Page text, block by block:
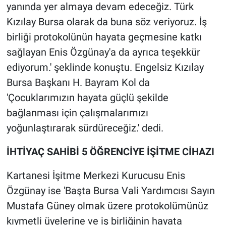
yanında yer almaya devam edeceğiz. Türk
Kızılay Bursa olarak da buna söz veriyoruz. İş
birliği protokolünün hayata geçmesine katkı
sağlayan Enis Özgünay'a da ayrıca teşekkür
ediyorum.' şeklinde konuştu. Engelsiz Kızılay
Bursa Başkanı H. Bayram Kol da
'Çocuklarımızın hayata güçlü şekilde
bağlanması için çalışmalarımızı
yoğunlaştırarak sürdüreceğiz.' dedi.
İHTİYAÇ SAHİBİ 5 ÖĞRENCİYE İŞİTME CİHAZI
Kartanesi İşitme Merkezi Kurucusu Enis
Özgünay ise 'Başta Bursa Vali Yardımcısı Sayın
Mustafa Güney olmak üzere protokolümünüz
kıymetli üyelerine ve iş birliğinin hayata